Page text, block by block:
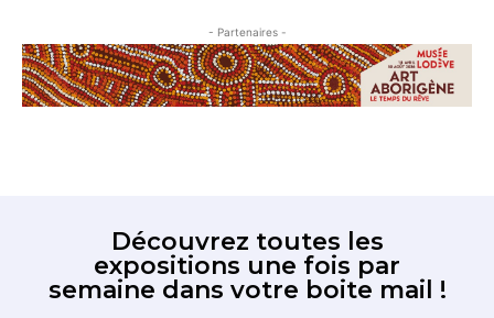
- Partenaires -
Découvrez toutes les
expositions une fois par
semaine dans votre boite mail !